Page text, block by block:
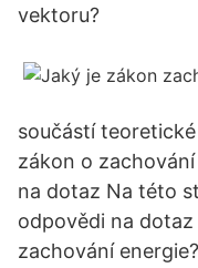
vektoru?
součástí
zákon o
na dotaz Na této
odpovědi na
zachování